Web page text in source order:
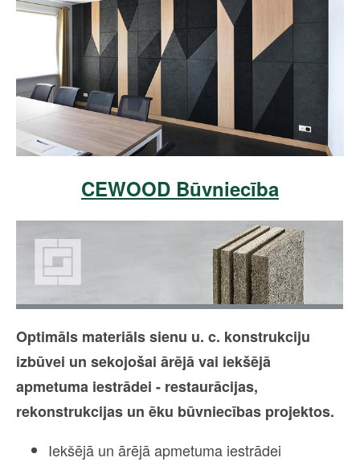
CEWOOD Būvniecība
Optimāls materiāls sienu u. c. konstrukciju
izbūvei un sekojošai ārējā vai iekšējā
apmetuma iestrādei - restaurācijas,
rekonstrukcijas un ēku būvniecības projektos.
Iekšējā un ārējā apmetuma iestrādei